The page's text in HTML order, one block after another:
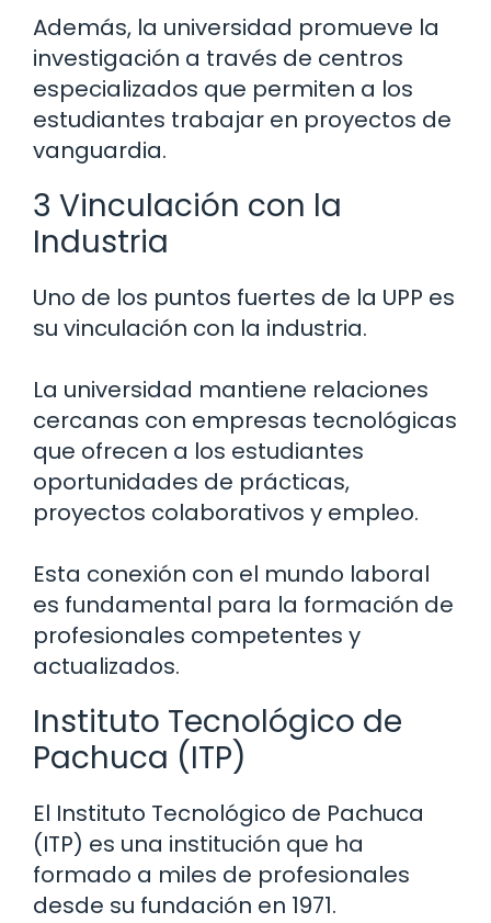
Además, la universidad promueve la
investigación a través de centros
especializados que permiten a los
estudiantes trabajar en proyectos de
vanguardia.
3 Vinculación con la
Industria
Uno de los puntos fuertes de la UPP es
su vinculación con la industria.
La universidad mantiene relaciones
cercanas con empresas tecnológicas
que ofrecen a los estudiantes
oportunidades de prácticas,
proyectos colaborativos y empleo.
Esta conexión con el mundo laboral
es fundamental para la formación de
profesionales competentes y
actualizados.
Instituto Tecnológico de
Pachuca (ITP)
El Instituto Tecnológico de Pachuca
(ITP) es una institución que ha
formado a miles de profesionales
desde su fundación en 1971.